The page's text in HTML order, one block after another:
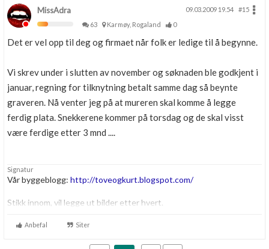
MissAdra 09.03.2009 19.54
#15
63
Karmøy, Rogaland 0
Det er vel opp til deg og firmaet når folk er ledige til å begynne.
Vi skrev under i slutten av november og søknaden ble godkjent i
januar, regning for tilknytning betalt samme dag så beynte
graveren. Nå venter jeg på at mureren skal komme å legge
ferdig plata. Snekkerene kommer på torsdag og de skal visst
være ferdige etter 3 mnd ....
Signatur
Vår byggeblogg: http://toveogkurt.blogspot.com/
Stikk innom, vil legge ut bilder etter hvert.
Anbefal Siter